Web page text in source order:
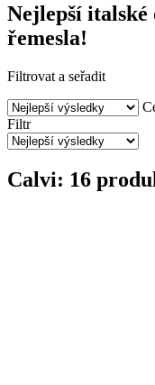
Nejlepší
řemesla!
Filtrovat a seřadit
Filtr
Calvi: 16